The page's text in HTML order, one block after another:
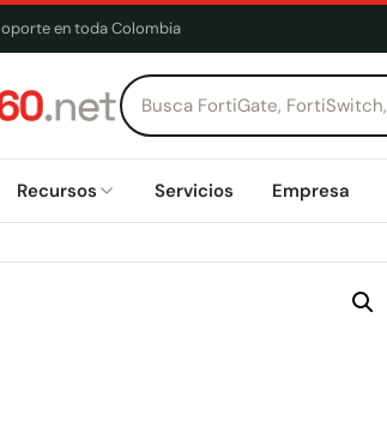
en toda Colombia
Recursos Servicios Empresa